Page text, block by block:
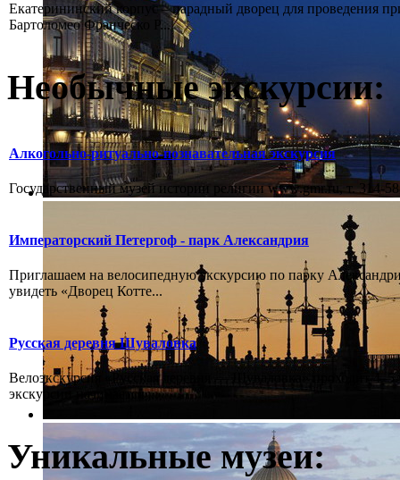
Екатерининский корпус – парадный дворец для проведения
Бартоломео Франческо Р...
Необычные экскурсии:
Алкогольно-ритуально-познавательная экскурсия
Государственный музей истории религии www.gmr.ru, т. 314-
Императорский Петергоф - парк Александрия
Приглашаем на велосипедную экскурсию по парку
увидеть «Дворец Котте...
Русская деревня Шуваловка
Велоэкскурсия «Русская деревня — Шуваловка» проходит
экскурсии начинается ...
Уникальные музеи: